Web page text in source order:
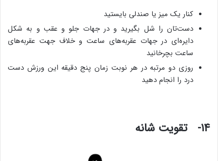
کنار یک میز یا صندلی بایستید
دست‌تان را شل بگیرید و در جهات جلو و عقب و به شکل
دایره‌ای در جهات عقربه‌های ساعت و خلاف جهت عقربه‌های
ساعت بچرخانید
روزی دو مرتبه در هر نوبت زمان پنج دقیقه این ورزش دست
درد را انجام دهید
۱۴- تقویت شانه